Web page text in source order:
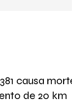
causa morte